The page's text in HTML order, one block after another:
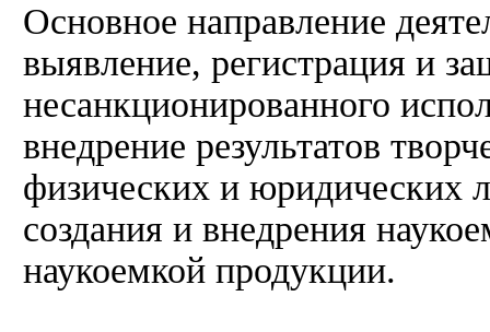
Основное направление
выявление, регистрация и
несанкционированного
внедрение результатов
физических и юридических
создания и внедрения
наукоемкой продукции.